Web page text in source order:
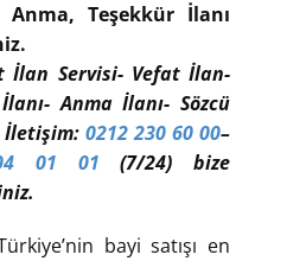
Anma, Teşekkür İlanı
İlan Servisi- Vefat İlan-
İlanı- Anma İlanı- Sözcü
İletişim: 0212 230 60 00–
01 01 (7/24) bize
bayi satışı en